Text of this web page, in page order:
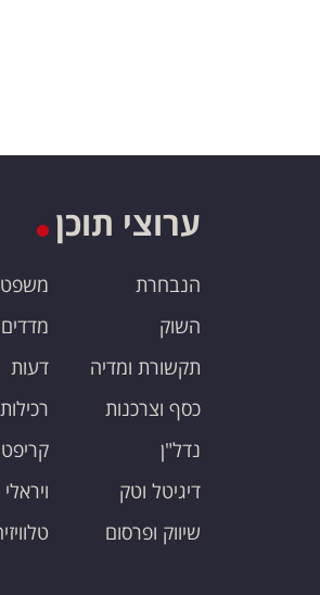
ערוצי תוכן
הנבחרת
השוק
תקשורת ומדיה
כסף וצרכנות
נדל"ן
דיגיטל וטק
שיווק ופרסום
משפט
דעות
ויראלי